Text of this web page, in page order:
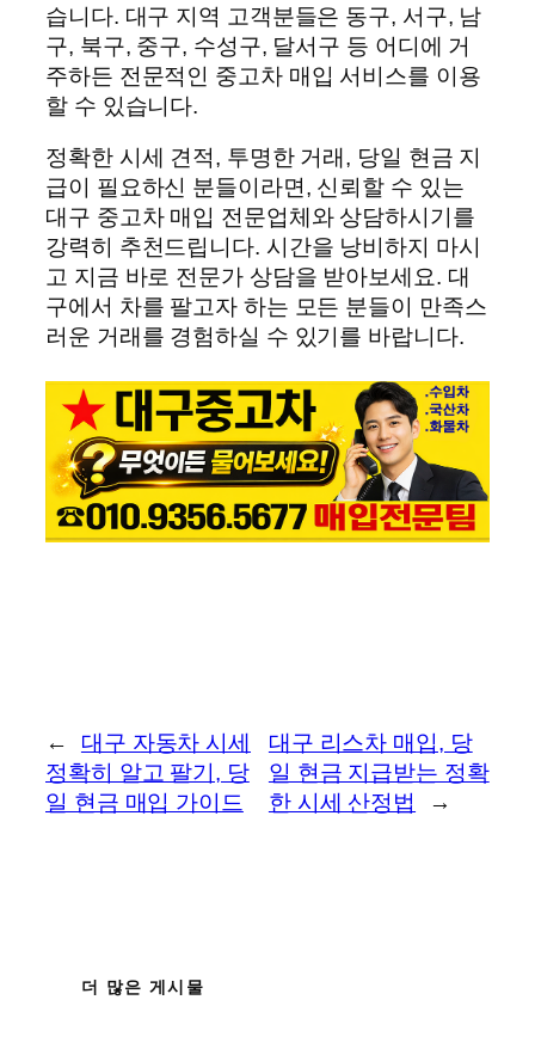
습니다. 대구 지역 고객분들은 동구, 서구, 남
구, 북구, 중구, 수성구, 달서구 등 어디에 거
주하든 전문적인 중고차 매입 서비스를 이용
할 수 있습니다.
정확한 시세 견적, 투명한 거래, 당일 현금 지
급이 필요하신 분들이라면, 신뢰할 수 있는
대구 중고차 매입 전문업체와 상담하시기를
강력히 추천드립니다. 시간을 낭비하지 마시
고 지금 바로 전문가 상담을 받아보세요. 대
구에서 차를 팔고자 하는 모든 분들이 만족스
러운 거래를 경험하실 수 있기를 바랍니다.
←
대구 자동차 시세
정확히 알고 팔기, 당
일 현금 매입 가이드
대구 리스차 매입, 당
일 현금 지급받는 정확
한 시세 산정법
→
더 많은 게시물